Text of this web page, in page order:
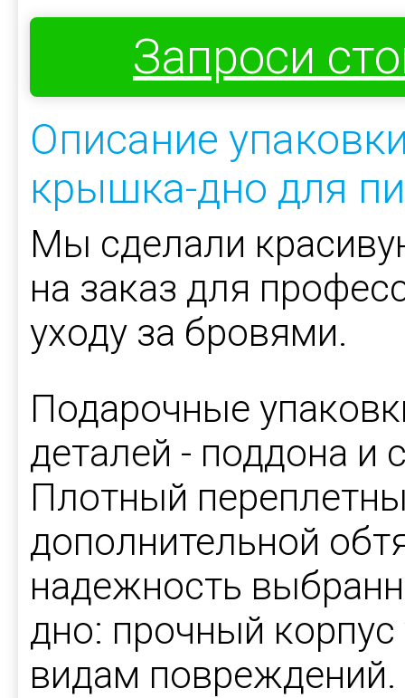
Запроси
Описание
крышка-дно для
Мы сделали
на заказ для
уходу за бровями.
Подарочные
деталей - поддона
Плотный
дополнительной
надежность
дно: прочный
видам повреждений.